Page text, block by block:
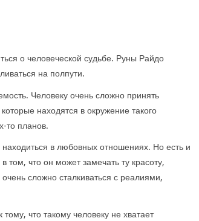
о человеческой судьбе. Руны Райдо
на полпути.
Человеку очень сложно принять
находятся в окружение такого
то планов.
в любовных отношениях. Но есть и
том, что он может замечать ту красоту,
сложно сталкиваться с реалиями,
что такому человеку не хватает